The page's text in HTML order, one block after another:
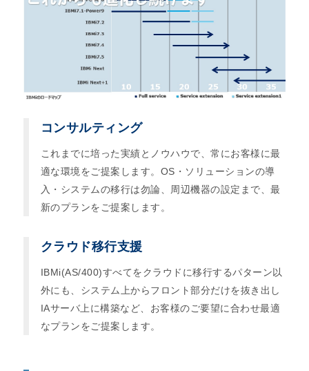
コンサルティング
これまでに培った実績とノウハウで、常にお客様に最
適な環境をご提案します。OS・ソリューションの導
入・システムの移行は勿論、周辺機器の設定まで、最
新のプランをご提案します。
クラウド移行支援
IBMi(AS/400)すべてをクラウドに移行するパターン以
外にも、システム上からフロント部分だけを抜き出し
IAサーバ上に構築など、お客様のご要望に合わせ最適
なプランをご提案します。